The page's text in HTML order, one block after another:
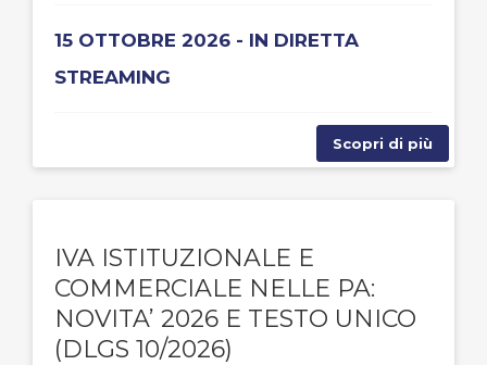
15 OTTOBRE 2026 - IN DIRETTA
STREAMING
Scopri di più
IVA ISTITUZIONALE E
COMMERCIALE NELLE PA:
NOVITA’ 2026 E TESTO UNICO
(DLGS 10/2026)